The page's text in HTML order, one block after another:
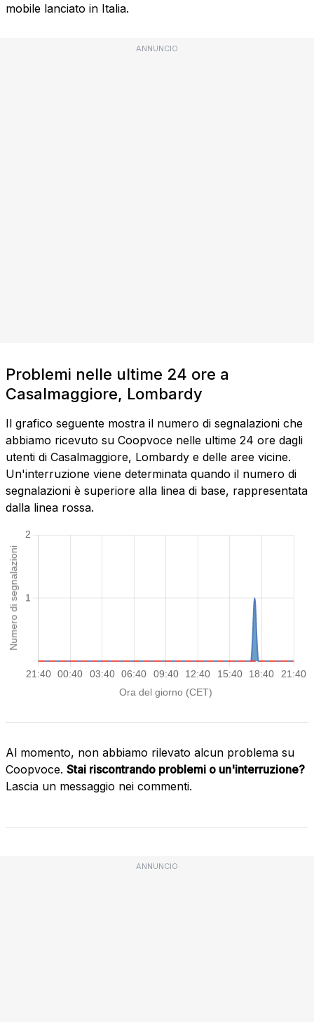
mobile lanciato in Italia.
ANNUNCIO
Problemi nelle ultime 24 ore a
Casalmaggiore, Lombardy
Il grafico seguente mostra il numero di segnalazioni che
abbiamo ricevuto su Coopvoce nelle ultime 24 ore dagli
utenti di Casalmaggiore, Lombardy e delle aree vicine.
Un'interruzione viene determinata quando il numero di
segnalazioni è superiore alla linea di base, rappresentata
dalla linea rossa.
Al momento, non abbiamo rilevato alcun problema su
Coopvoce. Stai riscontrando problemi o un'interruzione?
Lascia un messaggio nei commenti.
ANNUNCIO